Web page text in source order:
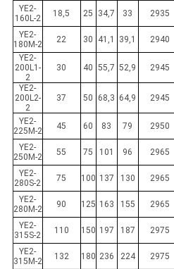
YE2-
160L-2
18,5 25 34,7 33 2935
YE2-
180M-2
22 30 41,1 39,1 2940
YE2-
200L1-
2
30 40 55,7 52,9 2945
YE2-
200L2-
2
37 50 68,3 64,9 2945
YE2-
225M-2
45 60 83 79 2950
YE2-
250M-2
55 75 101 96 2965
YE2-
280S-2
75 100 137 130 2965
YE2-
280M-2
90 125 163 155 2965
YE2-
315S-2
110 150 197 187 2975
YE2-
315M-2
132 180 236 224 2975